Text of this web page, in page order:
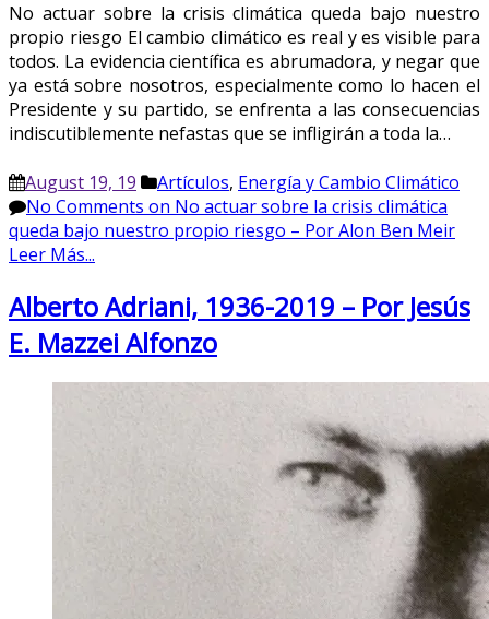
No actuar sobre la crisis climática queda bajo nuestro
propio riesgo El cambio climático es real y es visible para
todos. La evidencia científica es abrumadora, y negar que
ya está sobre nosotros, especialmente como lo hacen el
Presidente y su partido, se enfrenta a las consecuencias
indiscutiblemente nefastas que se infligirán a toda la…
August 19, 19 Artículos, Energía y Cambio Climático
No Comments on No actuar sobre la crisis climática
queda bajo nuestro propio riesgo – Por Alon Ben Meir
Leer Más...
Alberto Adriani, 1936-2019 – Por Jesús
E. Mazzei Alfonzo